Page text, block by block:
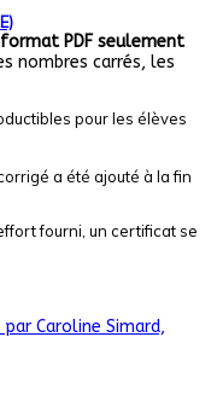
PDF seulement
nombres carrés, les
pour les élèves
a été ajouté à la fin
fourni, un certificat se